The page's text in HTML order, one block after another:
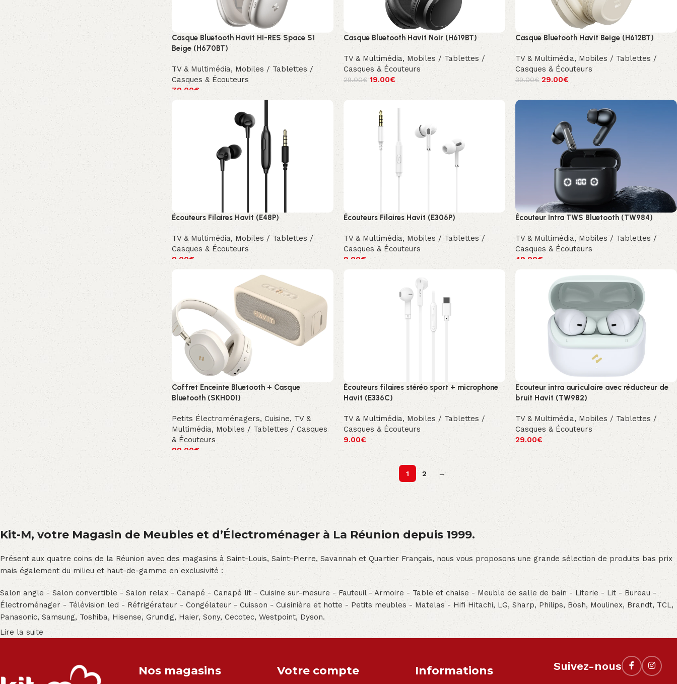
Casque Bluetooth Havit HI-RES Space S1
Beige (H670BT)
TV & Multimédia, Mobiles / Tablettes /
Casques & Écouteurs
79.00€
Casque Bluetooth Havit Noir (H619BT)
TV & Multimédia, Mobiles / Tablettes /
Casques & Écouteurs
29.00€ 19.00€
Casque Bluetooth Havit Beige (H612BT)
TV & Multimédia, Mobiles / Tablettes /
Casques & Écouteurs
39.00€ 29.00€
Écouteurs Filaires Havit (E48P)
TV & Multimédia, Mobiles / Tablettes /
Casques & Écouteurs
9.00€
Écouteurs Filaires Havit (E306P)
TV & Multimédia, Mobiles / Tablettes /
Casques & Écouteurs
9.00€
Écouteur Intra TWS Bluetooth (TW984)
TV & Multimédia, Mobiles / Tablettes /
Casques & Écouteurs
49.00€
Coffret Enceinte Bluetooth + Casque
Bluetooth (SKH001)
Petits Électroménagers, Cuisine, TV &
Multimédia, Mobiles / Tablettes / Casques
& Écouteurs
99.00€
Écouteurs filaires stéréo sport + microphone
Havit (E336C)
TV & Multimédia, Mobiles / Tablettes /
Casques & Écouteurs
9.00€
Ecouteur intra auriculaire avec réducteur de
bruit Havit (TW982)
TV & Multimédia, Mobiles / Tablettes /
Casques & Écouteurs
29.00€
1 2 →
Kit-M, votre Magasin de Meubles et d’Électroménager à La Réunion depuis 1999.
Présent aux quatre coins de la Réunion avec des magasins à Saint-Louis, Saint-Pierre, Savannah et Quartier Français, nous vous proposons une grande sélection de produits bas prix
mais également du milieu et haut-de-gamme en exclusivité :
Salon angle - Salon convertible - Salon relax - Canapé - Canapé lit - Cuisine sur-mesure - Fauteuil - Armoire - Table et chaise - Meuble de salle de bain - Literie - Lit - Bureau -
Électroménager - Télévision led - Réfrigérateur - Congélateur - Cuisson - Cuisinière et hotte - Petits meubles - Matelas - Hifi Hitachi, LG, Sharp, Philips, Bosh, Moulinex, Brandt, TCL,
Panasonic, Samsung, Toshiba, Hisense, Grundig, Haier, Sony, Cecotec, Westpoint, Dyson.
Lire la suite
Nos magasins Votre compte Informations Suivez-nous